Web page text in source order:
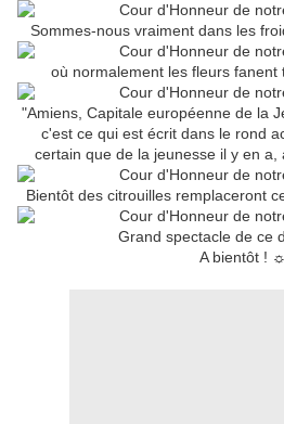
Sommes-nous vraiment dans les
où normalement les fleurs fanent
"Amiens, Capitale européenne de la
c'est ce qui est écrit dans le rond
certain que de la jeunesse il y en a,
Bientôt des citrouilles remplaceront
Grand spectacle de ce
A bientôt ! ☼